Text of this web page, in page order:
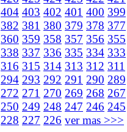
404 403 402 401 400 399
382 381 380 379 378 377
360 359 358 357 356 355
338 337 336 335 334 333
316 315 314 313 312 311
294 293 292 291 290 289
272 271 270 269 268 267
250 249 248 247 246 245
228 227 226 ver mas >>>